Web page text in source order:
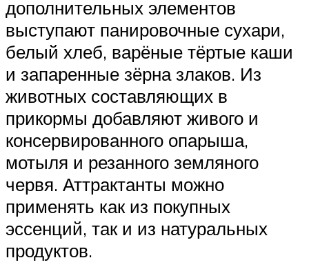
дополнительных элементов
выступают панировочные сухари,
белый хлеб, варёные тёртые каши
и запаренные зёрна злаков. Из
животных составляющих в
прикормы добавляют живого и
консервированного опарыша,
мотыля и резанного земляного
червя. Аттрактанты можно
применять как из покупных
эссенций, так и из натуральных
продуктов.